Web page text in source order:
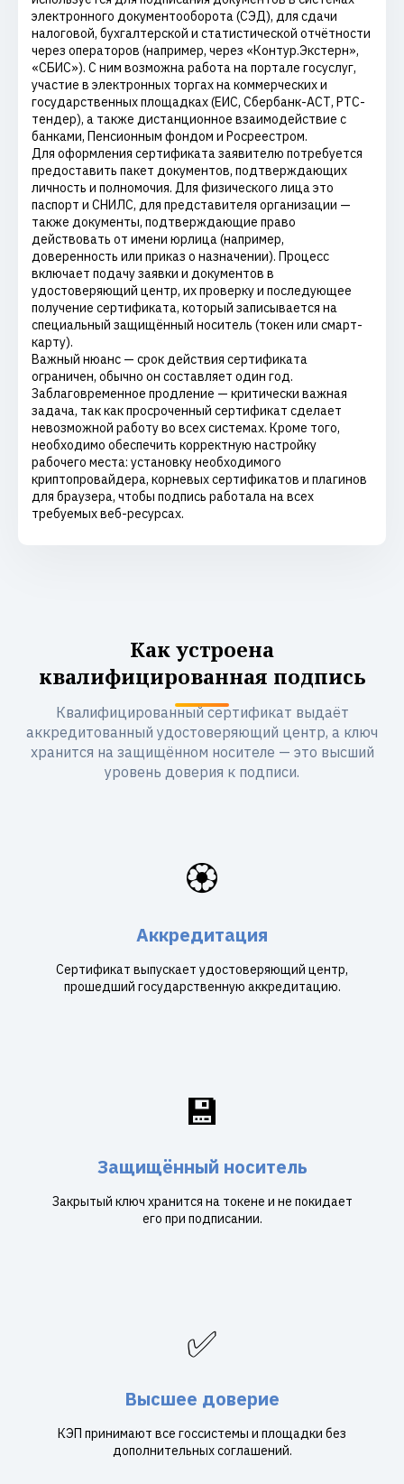
электронного документооборота (СЭД), для сдачи
налоговой, бухгалтерской и статистической отчётности
через операторов (например, через «Контур.Экстерн»,
«СБИС»). С ним возможна работа на портале госуслуг,
участие в электронных торгах на коммерческих и
государственных площадках (ЕИС, Сбербанк-АСТ, РТС-
тендер), а также дистанционное взаимодействие с
банками, Пенсионным фондом и Росреестром.
Для оформления сертификата заявителю потребуется
предоставить пакет документов, подтверждающих
личность и полномочия. Для физического лица это
паспорт и СНИЛС, для представителя организации —
также документы, подтверждающие право
действовать от имени юрлица (например,
доверенность или приказ о назначении). Процесс
включает подачу заявки и документов в
удостоверяющий центр, их проверку и последующее
получение сертификата, который записывается на
специальный защищённый носитель (токен или смарт-
карту).
Важный нюанс — срок действия сертификата
ограничен, обычно он составляет один год.
Заблаговременное продление — критически важная
задача, так как просроченный сертификат сделает
невозможной работу во всех системах. Кроме того,
необходимо обеспечить корректную настройку
рабочего места: установку необходимого
криптопровайдера, корневых сертификатов и плагинов
для браузера, чтобы подпись работала на всех
требуемых веб-ресурсах.
Как устроена
квалифицированная подпись
Квалифицированный сертификат выдаёт
аккредитованный удостоверяющий центр, а ключ
хранится на защищённом носителе — это высший
уровень доверия к подписи.
🏵️
Аккредитация
Сертификат выпускает удостоверяющий центр,
прошедший государственную аккредитацию.
💾
Защищённый носитель
Закрытый ключ хранится на токене и не покидает
его при подписании.
✅
Высшее доверие
КЭП принимают все госсистемы и площадки без
дополнительных соглашений.